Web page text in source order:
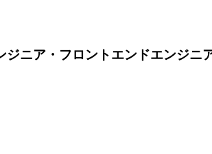
ニア・フロントエンドエンジニ